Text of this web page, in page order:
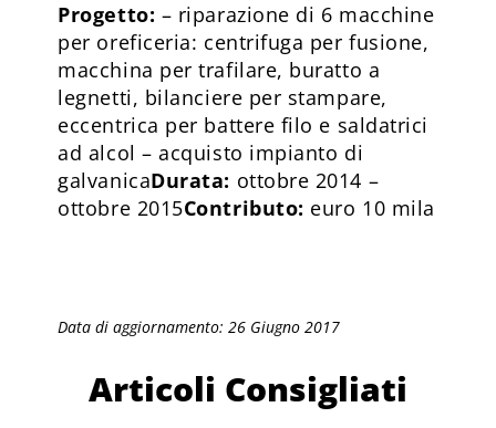
Progetto: – riparazione di 6 macchine
per oreficeria: centrifuga per fusione,
macchina per trafilare, buratto a
legnetti, bilanciere per stampare,
eccentrica per battere filo e saldatrici
ad alcol – acquisto impianto di
galvanicaDurata: ottobre 2014 –
ottobre 2015Contributo: euro 10 mila
Data di aggiornamento: 26 Giugno 2017
Articoli Consigliati